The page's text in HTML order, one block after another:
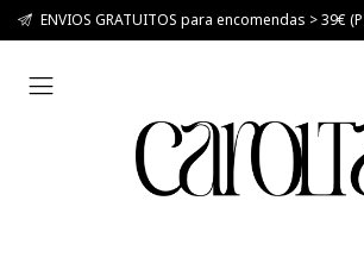
ENVIOS GRATUITOS para encomendas > 39€